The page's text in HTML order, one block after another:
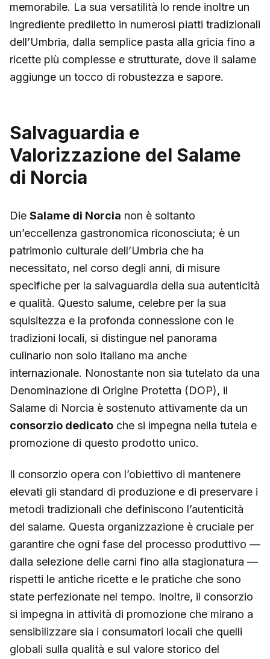
memorabile. La sua versatilità lo rende inoltre un
ingrediente prediletto in numerosi piatti tradizionali
dell’Umbria, dalla semplice pasta alla gricia fino a
ricette più complesse e strutturate, dove il salame
aggiunge un tocco di robustezza e sapore.
Salvaguardia e
Valorizzazione del Salame
di Norcia
Die Salame di Norcia non è soltanto
un’eccellenza gastronomica riconosciuta; è un
patrimonio culturale dell’Umbria che ha
necessitato, nel corso degli anni, di misure
specifiche per la salvaguardia della sua autenticità
e qualità. Questo salume, celebre per la sua
squisitezza e la profonda connessione con le
tradizioni locali, si distingue nel panorama
culinario non solo italiano ma anche
internazionale. Nonostante non sia tutelato da una
Denominazione di Origine Protetta (DOP), il
Salame di Norcia è sostenuto attivamente da un
consorzio dedicato che si impegna nella tutela e
promozione di questo prodotto unico.
Il consorzio opera con l’obiettivo di mantenere
elevati gli standard di produzione e di preservare i
metodi tradizionali che definiscono l’autenticità
del salame. Questa organizzazione è cruciale per
garantire che ogni fase del processo produttivo —
dalla selezione delle carni fino alla stagionatura —
rispetti le antiche ricette e le pratiche che sono
state perfezionate nel tempo. Inoltre, il consorzio
si impegna in attività di promozione che mirano a
sensibilizzare sia i consumatori locali che quelli
globali sulla qualità e sul valore storico del